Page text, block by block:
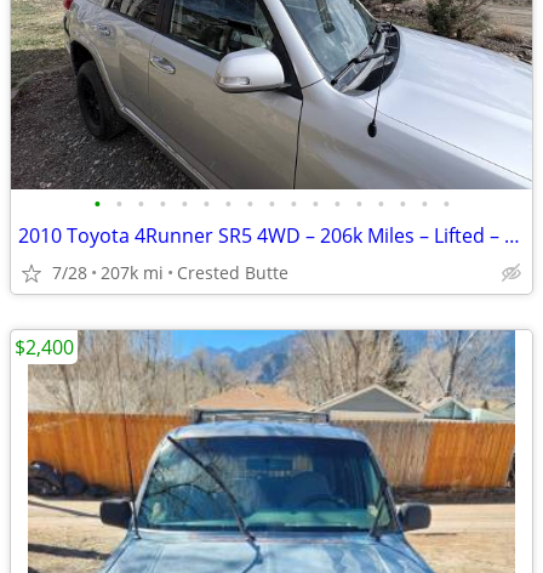
• • • • • • • • • • • • • • • • •
2010 Toyota 4Runner SR5 4WD – 206k Miles – Lifted – New Tires
7/28 207k mi Crested Butte
$2,400